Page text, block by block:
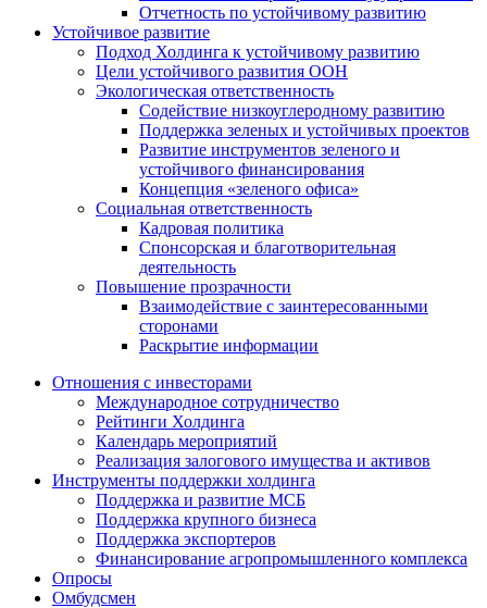
Отчетность по устойчивому развитию
Устойчивое развитие
Подход Холдинга к устойчивому развитию
Цели устойчивого развития ООН
Экологическая ответственность
Содействие низкоуглеродному развитию
Поддержка зеленых и устойчивых проектов
Развитие инструментов зеленого и
устойчивого финансирования
Концепция «зеленого офиса»
Социальная ответственность
Кадровая политика
Спонсорская и благотворительная
деятельность
Повышение прозрачности
Взаимодействие с заинтересованными
сторонами
Раскрытие информации
Отношения с инвесторами
Международное сотрудничество
Рейтинги Холдинга
Календарь мероприятий
Реализация залогового имущества и активов
Инструменты поддержки холдинга
Поддержка и развитие МСБ
Поддержка крупного бизнеса
Поддержка экспортеров
Финансирование агропромышленного комплекса
Опросы
Омбудсмен